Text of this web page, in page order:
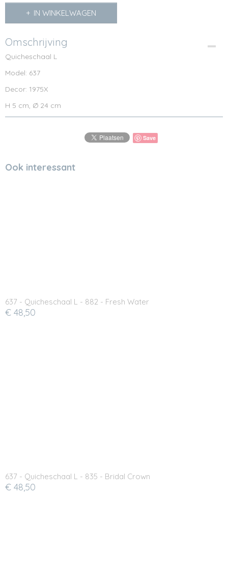
IN WINKELWAGEN
Omschrijving
Quicheschaal L
Model: 637
Decor: 1975X
H 5 cm, Ø 24 cm
Save
Ook interessant
637 - Quicheschaal L - 882 - Fresh Water
€ 48,50
637 - Quicheschaal L - 835 - Bridal Crown
€ 48,50